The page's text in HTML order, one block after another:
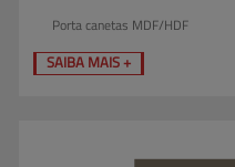
Porta canetas MDF/HDF
SAIBA MAIS +